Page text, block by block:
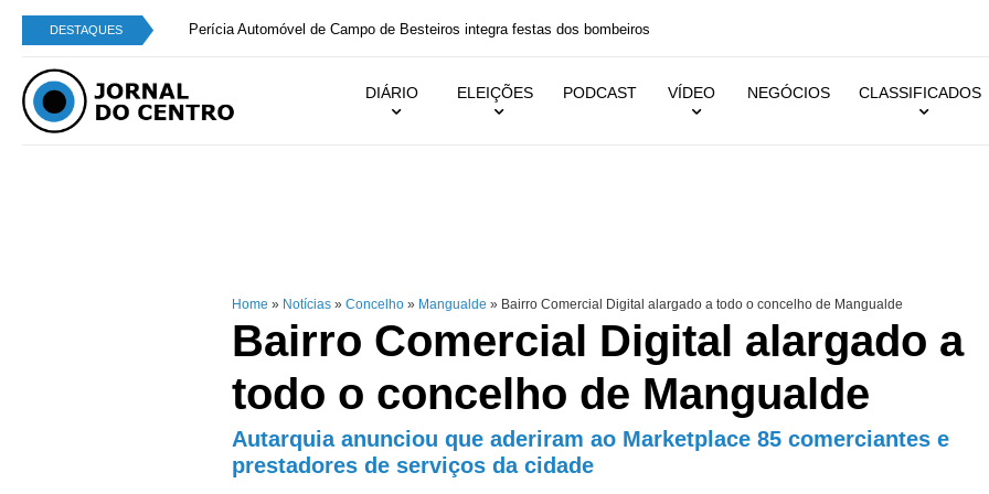
DESTAQUES Perícia Automóvel de Campo de Besteiros integra festas dos bombeiros
DIÁRIO ELEIÇÕES PODCAST VÍDEO NEGÓCIOS CLASSIFICADOS
Home » Notícias » Concelho » Mangualde » Bairro Comercial Digital alargado a todo o concelho de Mangualde
Bairro Comercial Digital alargado a
todo o concelho de Mangualde
Autarquia anunciou que aderiram ao Marketplace 85 comerciantes e
prestadores de serviços da cidade